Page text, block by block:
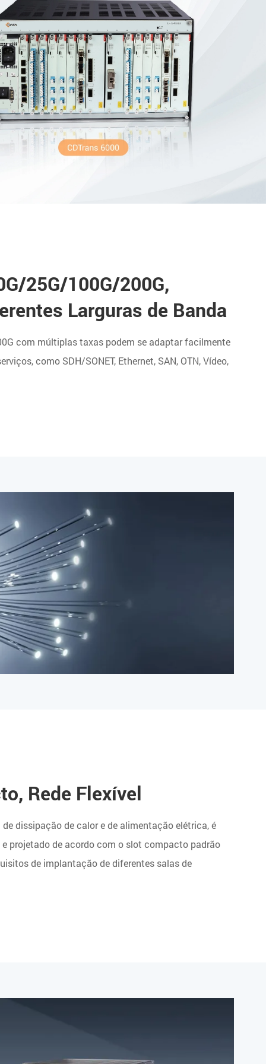
25G/100G/200G,
Larguras de Banda
com múltiplas taxas podem se adaptar facilmente
como SDH/SONET, Ethernet, SAN, OTN, Vídeo,
Rede Flexível
dissipação de calor e de alimentação elétrica, é
projetado de acordo com o slot compacto padrão
de implantação de diferentes salas de